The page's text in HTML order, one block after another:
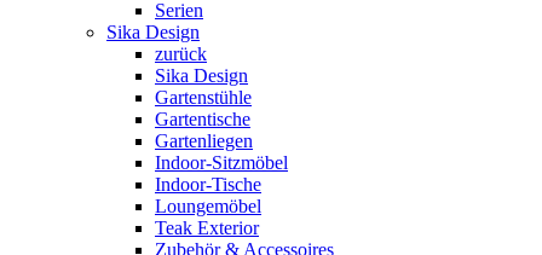
Serien
Sika Design
zurück
Sika Design
Gartenstühle
Gartentische
Gartenliegen
Indoor-Sitzmöbel
Indoor-Tische
Loungemöbel
Teak Exterior
Zubehör & Accessoires